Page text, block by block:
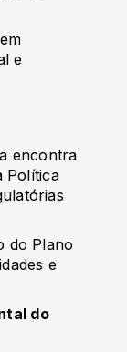
e
encontra
Política
do Plano
e
do